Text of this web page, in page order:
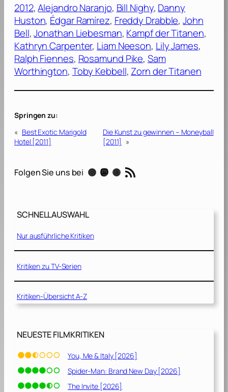
2012, Alejandro Naranjo, Bill Nighy, Danny
Huston, Édgar Ramírez, Freddy Drabble, John
Bell, Jonathan Liebesman, Kampf der Titanen
Kathryn Carpenter, Liam Neeson, Lily James
Ralph Fiennes, Rosamund Pike, Sam
Worthington, Toby Kebbell, Zorn der Titanen
Springen zu:
« Best Exotic Marigold
Hotel [2011]
Die Kunst zu gewinnen – Moneyball
[2011] »
Folgen Sie uns bei Instagram Mastodon Threads RSS-Feed
SCHNELLAUSWAHL
Nur ausführliche Kritiken
Kritiken zu TV-Serien
Kritiken-Übersicht A-Z
NEUESTE FILMKRITIKEN
You, Me & Italy [2026]
Spider-Man: Brand New Day [2026]
The Invite [2026]